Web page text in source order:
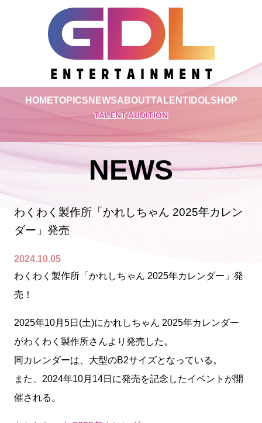
HOMETOPICS NEWSABOUTTALENTIDOLSHOP
TALENT AUDITION
NEWS
わくわく製作所「かれしちゃん 2025年カレン
ダー」発売
2024.10.05
わくわく製作所「かれしちゃん 2025年カレンダー」発
売！
2025年10月5日(土)にかれしちゃん 2025年カレンダー
がわくわく製作所さんより発売した。
同カレンダーは、大型のB2サイズとなっている。
また、2024年10月14日に発売を記念したイベントが開
催される。